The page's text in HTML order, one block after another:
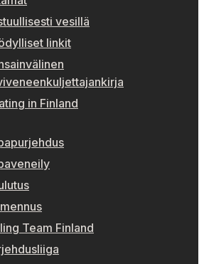
vesillä
linkit
in Finland
Team Finland